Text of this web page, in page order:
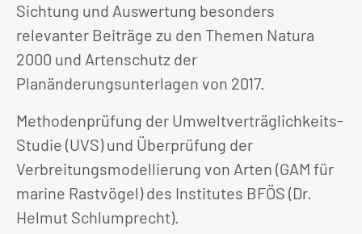
Sichtung und Auswertung besonders
relevanter Beiträge zu den Themen Natura
2000 und Artenschutz der
Planänderungsunterlagen von 2017.
Methodenprüfung der Umweltverträglichkeits-
Studie (UVS) und Überprüfung der
Verbreitungsmodellierung von Arten (GAM für
marine Rastvögel) des Institutes BFÖS (Dr.
Helmut Schlumprecht).